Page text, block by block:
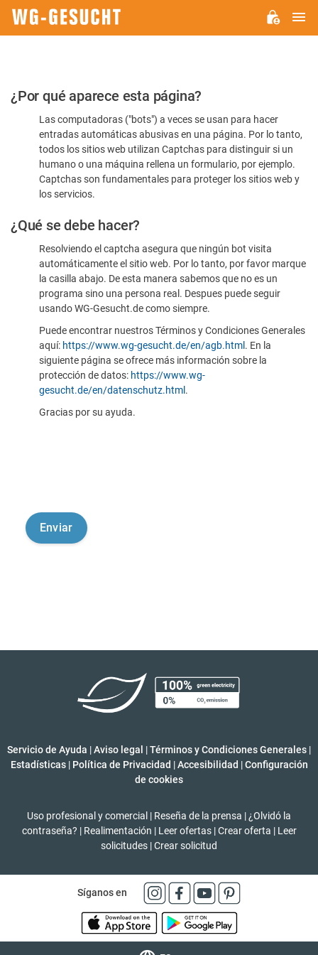
Por
favor,
confirme
humano
¿Por qué aparece esta página?
Las computadoras ("bots") a veces se usan para hacer
entradas automáticas abusivas en una página. Por lo tanto,
todos los sitios web utilizan Captchas para distinguir si un
humano o una máquina rellena un formulario, por ejemplo.
Captchas son fundamentales para proteger los sitios web y
los servicios.
¿Qué se debe hacer?
Resolviendo el captcha asegura que ningún bot visita
automáticamente el sitio web. Por lo tanto, por favor marque
la casilla abajo. De esta manera sabemos que no es un
programa sino una persona real. Despues puede seguir
usando WG-Gesucht.de como siempre.
Puede encontrar nuestros Términos y Condiciones Generales
aquí: https://www.wg-gesucht.de/en/agb.html . En la
siguiente página se ofrece más información sobre la
protección de datos: https://www.wg-
gesucht.de/en/datenschutz.html .
Gracias por su ayuda.
Servicio de Ayuda |Aviso legal |Términos y Condiciones Generales |
Estadísticas | Política de Privacidad | Accesibilidad | Configuración
de cookies
Uso profesional y comercial | Reseña de la prensa | ¿Olvidó la
contraseña? | Realimentación | Leer ofertas | Crear oferta | Leer
solicitudes |Crear solicitud
Síganos en